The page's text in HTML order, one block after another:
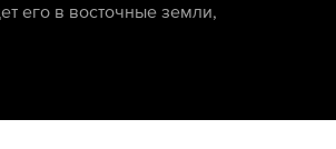
его в восточные земли,